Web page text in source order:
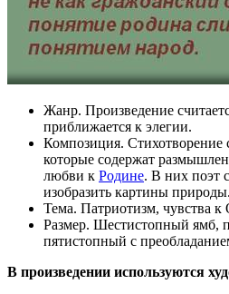
Жанр. Произведение
приближается к элегии.
Композиция. Стихотворение
которые содержат
любви к Родине. В них поэт
изобразить картины природы.
Тема. Патриотизм, чувства к
Размер. Шестистопный ямб,
пятистопный с
В произведении используются